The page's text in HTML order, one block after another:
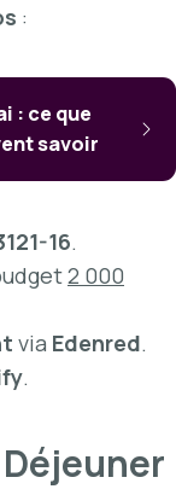
:
: ce que
savoir
16.
2 000
via Edenred.
.